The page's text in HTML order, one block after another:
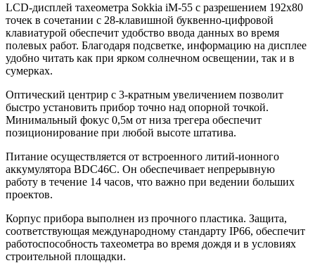
LCD-дисплей тахеометра Sokkia iM-55 с разрешением 192х80
точек в сочетании с 28-клавишной буквенно-цифровой
клавиатурой обеспечит удобство ввода данных во время
полевых работ. Благодаря подсветке, информацию на дисплее
удобно читать как при ярком солнечном освещении, так и в
сумерках.
Оптический центрир с 3-кратным увеличением позволит
быстро установить прибор точно над опорной точкой.
Минимальный фокус 0,5м от низа трегера обеспечит
позиционирование при любой высоте штатива.
Питание осуществляется от встроенного литий-ионного
аккумулятора BDC46C. Он обеспечивает непрерывную
работу в течение 14 часов, что важно при ведении больших
проектов.
Корпус прибора выполнен из прочного пластика. Защита,
соответствующая международному стандарту IP66, обеспечит
работоспособность тахеометра во время дождя и в условиях
строительной площадки.